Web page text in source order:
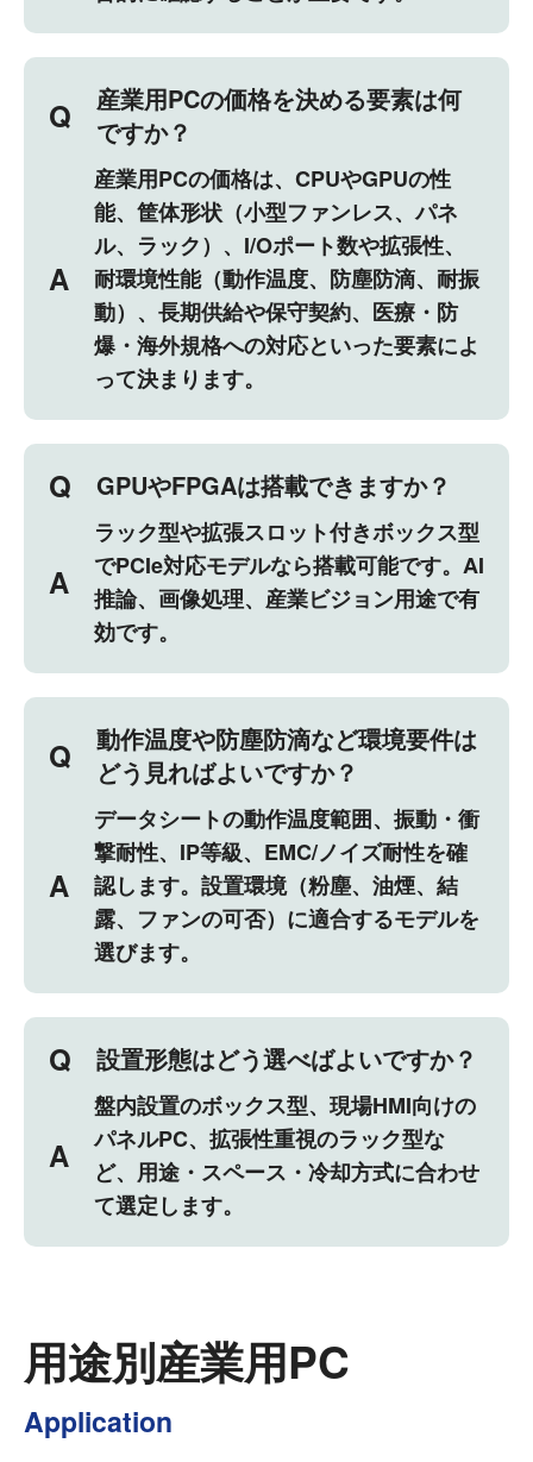
Q
産業用PCの価格を決める要素は何
ですか？
A
産業用PCの価格は、CPUやGPUの性
能、筐体形状（小型ファンレス、パネ
ル、ラック）、I/Oポート数や拡張性、
耐環境性能（動作温度、防塵防滴、耐振
動）、長期供給や保守契約、医療・防
爆・海外規格への対応といった要素によ
って決まります。
Q GPUやFPGAは搭載できますか？
A
ラック型や拡張スロット付きボックス型
でPCIe対応モデルなら搭載可能です。AI
推論、画像処理、産業ビジョン用途で有
効です。
Q
動作温度や防塵防滴など環境要件は
どう見ればよいですか？
A
データシートの動作温度範囲、振動・衝
撃耐性、IP等級、EMC/ノイズ耐性を確
認します。設置環境（粉塵、油煙、結
露、ファンの可否）に適合するモデルを
選びます。
Q 設置形態はどう選べばよいですか？
A
盤内設置のボックス型、現場HMI向けの
パネルPC、拡張性重視のラック型な
ど、用途・スペース・冷却方式に合わせ
て選定します。
用途別産業用PC
Application